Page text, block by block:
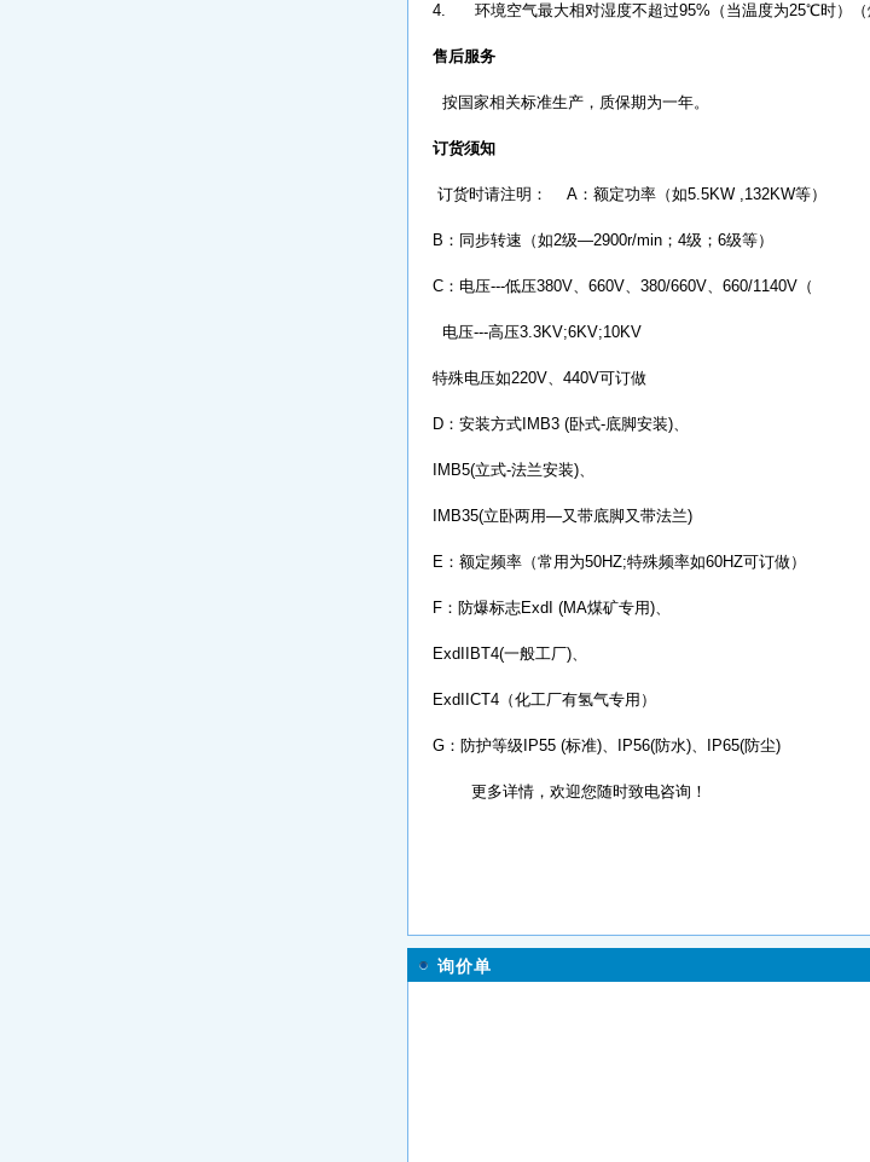
4. 环境空气最大相对湿度不超过95%（当温度为25℃时）（
售后服务
按国家相关标准生产，质保期为一年。
订货须知
订货时请注明： A：额定功率（如5.5KW ,132KW等）
B：同步转速（如2级—2900r/min；4级；6级等）
C：电压---低压380V、660V、380/660V、660/1140V（
电压---高压3.3KV;6KV;10KV
特殊电压如220V、440V可订做
D：安装方式IMB3 (卧式-底脚安装)、
IMB5(立式-法兰安装)、
IMB35(立卧两用—又带底脚又带法兰)
E：额定频率（常用为50HZ;特殊频率如60HZ可订做）
F：防爆标志ExdI (MA煤矿专用)、
ExdIIBT4(一般工厂)、
ExdIICT4（化工厂有氢气专用）
G：防护等级IP55 (标准)、IP56(防水)、IP65(防尘)
更多详情，欢迎您随时致电咨询！
询价单